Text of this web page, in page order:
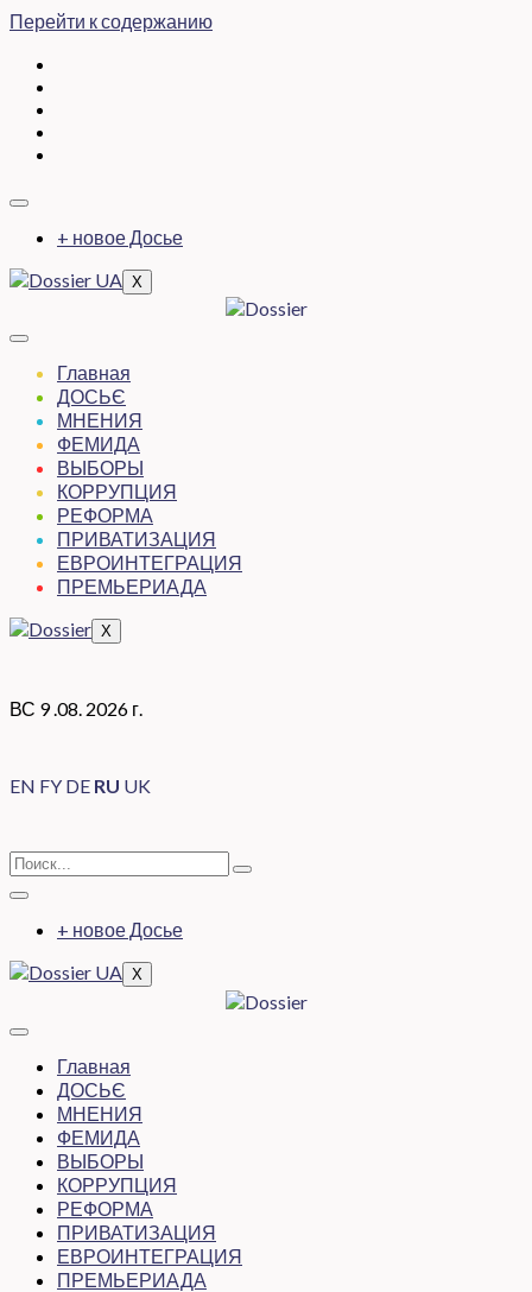
Перейти к содержанию
+ новое Досье
X
Главная
ДОСЬЄ
МНЕНИЯ
ФЕМИДА
ВЫБОРЫ
КОРРУПЦИЯ
РЕФОРМА
ПРИВАТИЗАЦИЯ
ЕВРОИНТЕГРАЦИЯ
ПРЕМЬЕРИАДА
X
ВС 9 .08. 2026 г.
EN FY DE RU UK
+ новое Досье
X
Главная
ДОСЬЄ
МНЕНИЯ
ФЕМИДА
ВЫБОРЫ
КОРРУПЦИЯ
РЕФОРМА
ПРИВАТИЗАЦИЯ
ЕВРОИНТЕГРАЦИЯ
ПРЕМЬЕРИАДА